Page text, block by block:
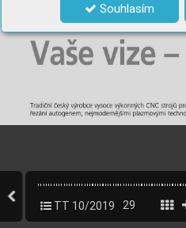
Souhlasím
TT 10/2019 29